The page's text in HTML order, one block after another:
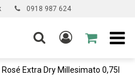
0918 987 624
Rosé Extra Dry Millesimato 0,75l